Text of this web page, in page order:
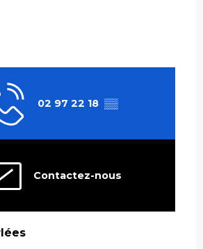
02 97 22 18 ▒▒
Contactez-nous